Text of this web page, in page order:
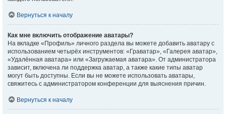
Вернуться к началу
Как мне включить отображение аватары?
На вкладке «Профиль» личного раздела вы можете добавить аватару с
использованием четырёх инструментов: «Граватар», «Галерея аватар»,
«Удалённая аватара» или «Загружаемая аватара». От администратора
зависит, включена ли поддержка аватар, а также какие типы аватар
могут быть доступны. Если вы не можете использовать аватары,
свяжитесь с администратором конференции для выяснения причин.
Вернуться к началу